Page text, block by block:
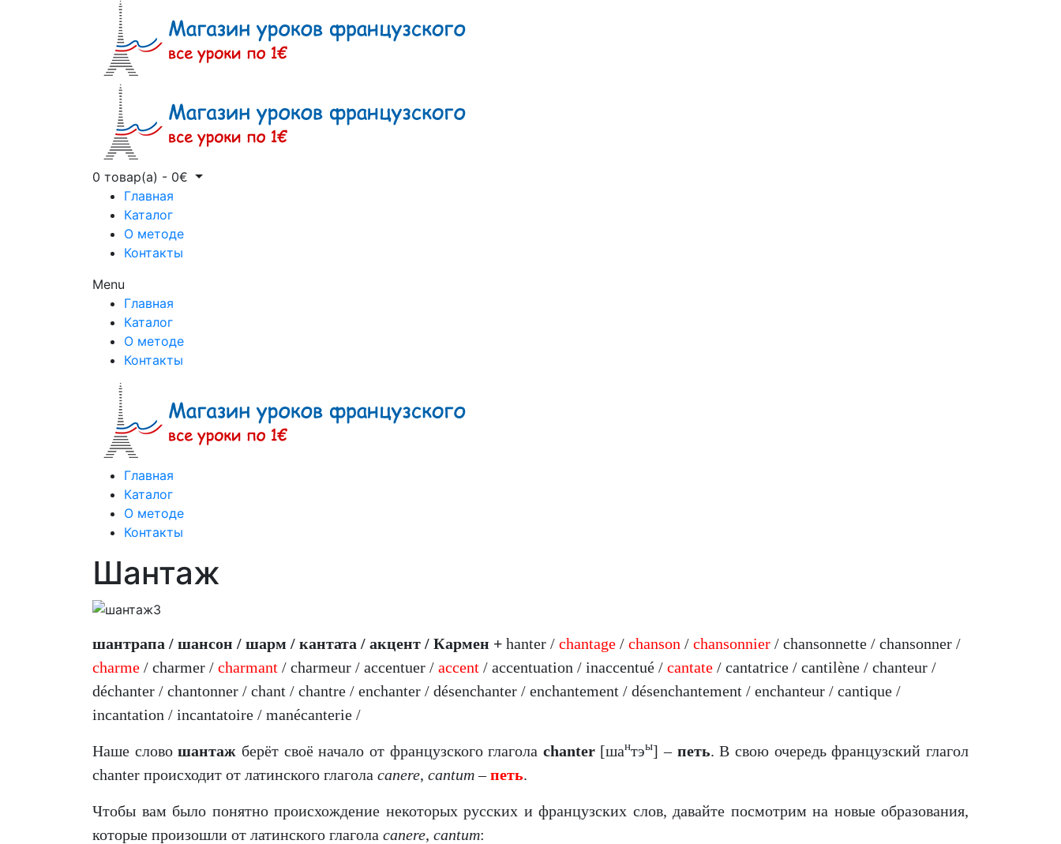
0 товар(а) - 0€
Главная
Каталог
О методе
Контакты
Menu
Главная
Каталог
О методе
Контакты
Главная
Каталог
О методе
Контакты
Шантаж
шантрапа / шансон / шарм / кантата / акцент / Кармен + hanter / chantage / chanson / chansonnier / chansonnette / chansonner /
charme / charmer / charmant / charmeur / accentuer / accent / accentuation / inaccentué / cantate / cantatrice / cantilène / chanteur /
déchanter / chantonner / chant / chantre / enchanter / désenchanter / enchantement / désenchantement / enchanteur / cantique /
incantation / incantatoire / manécanterie /
Наше словошантаж берёт своё начало от французского глагола chanter[шантэы] – петь. В свою очередь французский глагол
chanter происходит от латинского глагола canere, cantum–петь.
Чтобы вам было понятно происхождение некоторых русских и французских слов, давайте посмотрим на новые образования,
которые произошли от латинского глагола canere, cantum: